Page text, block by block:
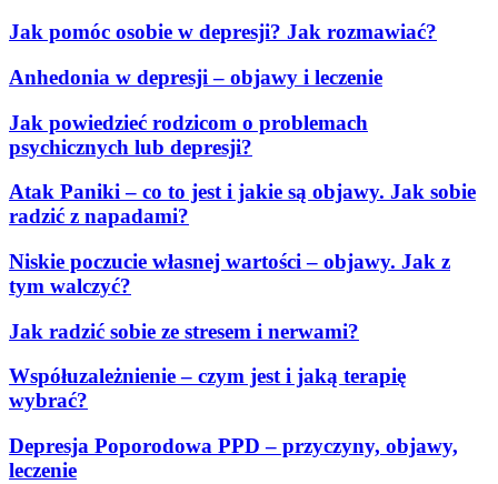
Jak pomóc osobie w depresji? Jak rozmawiać?
Anhedonia w depresji – objawy i leczenie
Jak powiedzieć rodzicom o problemach
psychicznych lub depresji?
Atak Paniki – co to jest i jakie są objawy. Jak sobie
radzić z napadami?
Niskie poczucie własnej wartości – objawy. Jak z
tym walczyć?
Jak radzić sobie ze stresem i nerwami?
Współuzależnienie – czym jest i jaką terapię
wybrać?
Depresja Poporodowa PPD – przyczyny, objawy,
leczenie